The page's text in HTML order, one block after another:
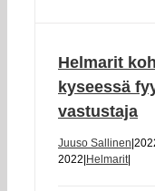
Helmarit
kyseessä
vastustaja
Juuso Sallinen
2022 Helmarit|